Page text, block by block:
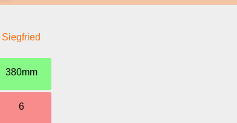
Siegfried
380mm
6